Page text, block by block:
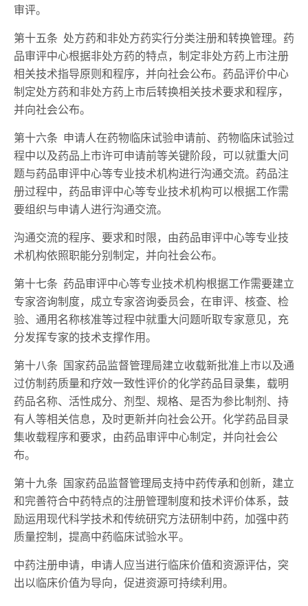
审评。
第十五条 处方药和非处方药实行分类注册和转换管理。药
品审评中心根据非处方药的特点，制定非处方药上市注册
相关技术指导原则和程序，并向社会公布。药品评价中心
制定处方药和非处方药上市后转换相关技术要求和程序，
并向社会公布。
第十六条 申请人在药物临床试验申请前、药物临床试验过
程中以及药品上市许可申请前等关键阶段，可以就重大问
题与药品审评中心等专业技术机构进行沟通交流。药品注
册过程中，药品审评中心等专业技术机构可以根据工作需
要组织与申请人进行沟通交流。
沟通交流的程序、要求和时限，由药品审评中心等专业技
术机构依照职能分别制定，并向社会公布。
第十七条 药品审评中心等专业技术机构根据工作需要建立
专家咨询制度，成立专家咨询委员会，在审评、核查、检
验、通用名称核准等过程中就重大问题听取专家意见，充
分发挥专家的技术支撑作用。
第十八条 国家药品监督管理局建立收载新批准上市以及通
过仿制药质量和疗效一致性评价的化学药品目录集，载明
药品名称、活性成分、剂型、规格、是否为参比制剂、持
有人等相关信息，及时更新并向社会公开。化学药品目录
集收载程序和要求，由药品审评中心制定，并向社会公
布。
第十九条 国家药品监督管理局支持中药传承和创新，建立
和完善符合中药特点的注册管理制度和技术评价体系，鼓
励运用现代科学技术和传统研究方法研制中药，加强中药
质量控制，提高中药临床试验水平。
中药注册申请，申请人应当进行临床价值和资源评估，突
出以临床价值为导向，促进资源可持续利用。